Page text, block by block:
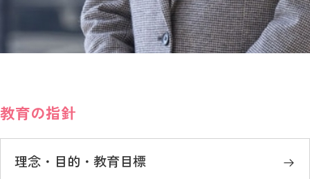
教育の指針
理念・目的・教育目標